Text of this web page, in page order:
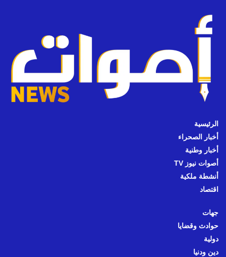
الرئيسية
أخبار الصحراء
أخبار وطنية
أصوات نيوز TV
أنشطة ملكية
اقتصاد
جهات
حوادث وقضايا
دولية
دين ودنيا